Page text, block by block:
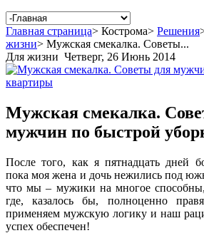
Главная страница> Кострома> Решения
жизни> Мужская смекалка. Советы...
Для жизни Четверг, 26 Июнь 2014
Мужская смекалка.
мужчин по быстрой
После того, как я пятнадцать дней
пока моя жена и дочь нежились под
что мы – мужики на многое способны,
где, казалось бы, полноценно
применяем мужскую логику и наш
успех обеспечен!